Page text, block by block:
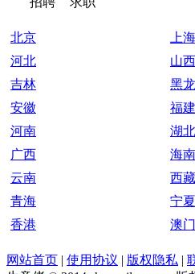
北京
上海
河北
山西
吉林
黑
安徽
福建
河南
湖北
广西
海南
云南
西藏
青海
宁夏
香港
澳门
网站首页 | 使用协议 | 版权隐私 |